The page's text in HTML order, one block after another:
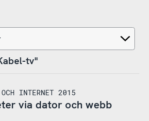
tv"
OCH INTERNET 2015
via dator och webb